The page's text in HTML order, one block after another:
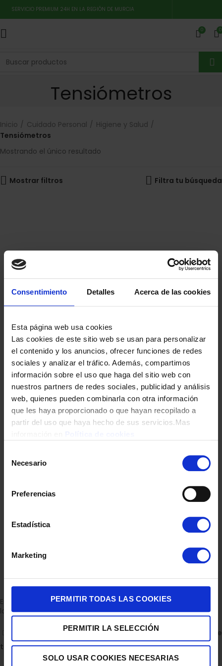
Consentimiento Detalles Acerca de las cookies
Esta página web usa cookies
Las cookies de este sitio web se usan para personalizar
el contenido y los anuncios, ofrecer funciones de redes
sociales y analizar el tráfico. Además, compartimos
información sobre el uso que haga del sitio web con
nuestros partners de redes sociales, publicidad y análisis
web, quienes pueden combinarla con otra información
que les haya proporcionado o que hayan recopilado a
partir del uso que haya hecho de sus servicios.Mas
Necesario
Preferencias
Estadística
Marketing
PERMITIR TODAS LAS COOKIES
PERMITIR LA SELECCIÓN
SOLO USAR COOKIES NECESARIAS
SERVICIO PREMIUM 24H EN LA REGIÓN DE MURCIA
0 0
Tensiómetros
Inicio Cuidado Personal
Higiene y Salud
Tensiómetros
Mostrando el único resultado
Mostrar filtros Filtra tu búsqueda
TENSIOMETRO BEURER BC27 DE MUÑECA DETEC.ARRITMIA
Empresa dedicada a la venta de accesorios para el hogar con
la experiencia de 36 años.
C/ ALBERTO GRAY PEINADO 11 BAJO 30850, TOTANA.
Descubre
todas nuestras tiendas
Escríbenos en WhatsApp